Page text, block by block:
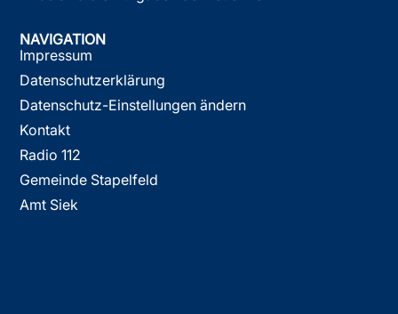
NAVIGATION
Impressum
Datenschutzerklärung
Datenschutz-Einstellungen ändern
Kontakt
Radio 112
Gemeinde Stapelfeld
Amt Siek